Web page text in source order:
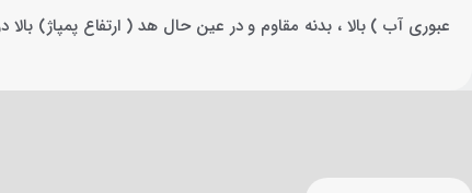
عبوری آب ) بالا ، بدنه مقاوم و در عین حال هد ( ارتفاع پمپاژ) بالا